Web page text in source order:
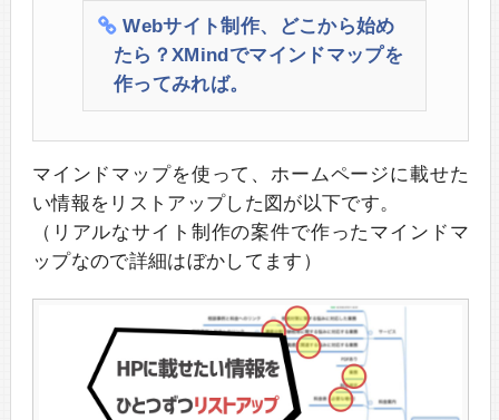
Webサイト制作、どこから始め
たら？XMindでマインドマップを
作ってみれば。
マインドマップを使って、ホームページに載せた
い情報をリストアップした図が以下です。
（リアルなサイト制作の案件で作ったマインドマ
ップなので詳細はぼかしてます）